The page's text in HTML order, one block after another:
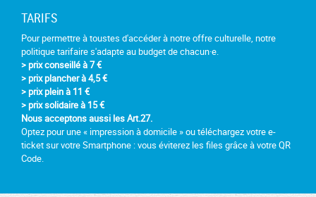
TARIFS
Pour permettre à toustes d'accéder à notre offre culturelle, notre
politique tarifaire s'adapte au budget de chacun·e.
> prix conseillé à 7 €
> prix plancher à 4,5 €
> prix plein à 11 €
> prix solidaire à 15 €
Nous acceptons aussi les Art.27.
Optez pour une « impression à domicile » ou téléchargez votre e-
ticket sur votre Smartphone : vous éviterez les files grâce à votre QR
Code.